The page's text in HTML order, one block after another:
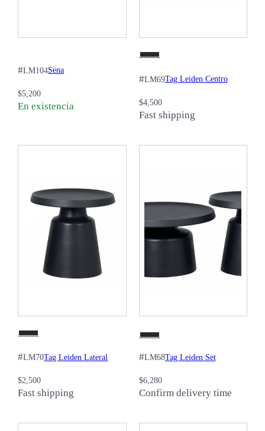
#LM104Sena
$5,200
En existencia
#LM69Tag Leiden Centro
$4,500
Fast shipping
#LM70Tag Leiden Lateral
$2,500
Fast shipping
#LM68Tag Leiden Set
$6,280
Confirm delivery time